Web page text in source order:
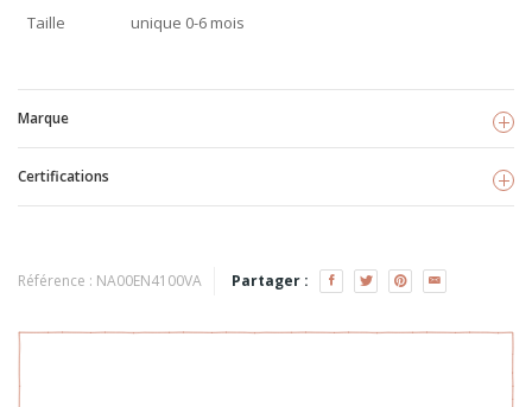
Taille unique 0-6 mois
Marque
Voir les produits
Certifications
Référence : NA00EN4100VA Partager :